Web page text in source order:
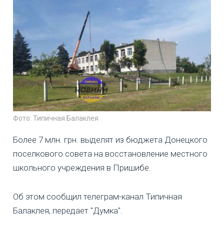
Фото: Типичная Балаклея
Более 7 млн. грн. выделят из бюджета Донецкого
поселкового совета на восстановление местного
школьного учреждения в Пришибе.
Об этом сообщил телеграм-канал Типичная
Балаклея, передает "Думка".